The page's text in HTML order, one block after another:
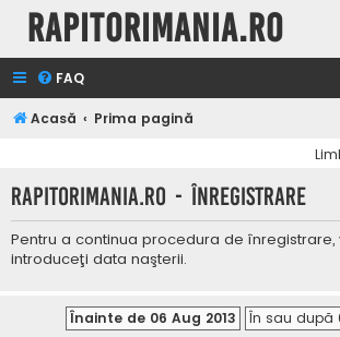
Rapitorimania.ro
FAQ
Acasă Prima pagină
Rapitorimania.ro - Înregistrare
Pentru a continua procedura de înregistrare,
introduceţi data naşterii.